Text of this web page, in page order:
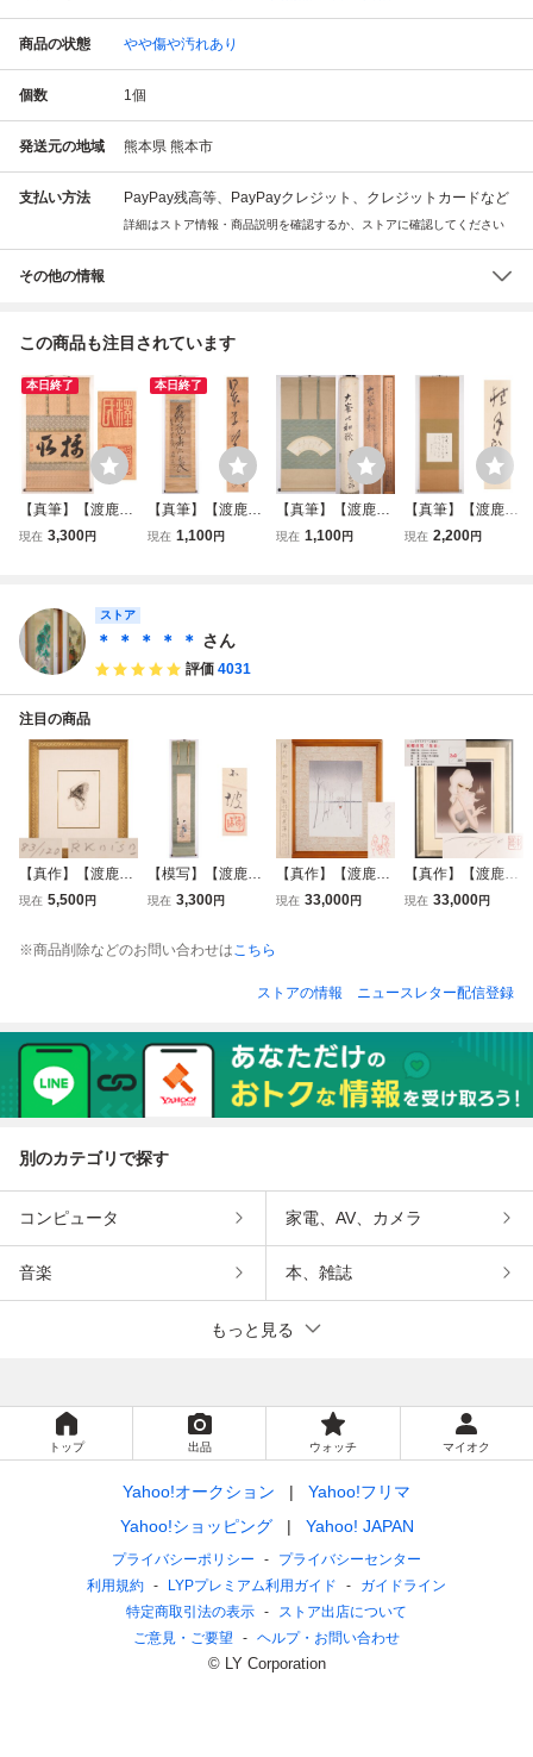
商品の状態 やや傷や汚れあり
個数 1個
発送元の地域 熊本県 熊本市
支払い方法 PayPay残高等、PayPayクレジット、クレジットカードなど
詳細はストア情報・商品説明を確認するか、ストアに確認してください
その他の情報
この商品も注目されています
本日終了
【真筆】【渡鹿
庵】[聖巌] 17773
現在 3,300円
本日終了
【真筆】【渡鹿
庵】[在銘] 21951
現在 1,100円
【真筆】【渡鹿
庵】[在銘] 21813
現在 1,100円
【真筆】【渡鹿
庵】[松林桂月] 22
現在 2,200円
ストア
＊ ＊ ＊ ＊ ＊ さん
評価 4031
注目の商品
【真作】【渡鹿
庵】[小磯良平] 17
「帽子の女性」 8
現在 5,500円
【模写】【渡鹿
庵】[伊藤小坡] 22
合箱 紙本 人物画
現在 3,300円
【真作】【渡鹿
庵】[斎藤真一] 22
銘
現在 33,000円
【真作】【渡鹿
庵】[東郷青児] 17
児島 二科会 在銘
現在 33,000円
※商品削除などのお問い合わせはこちら
ストアの情報 ニュースレター配信登録
別のカテゴリで探す
コンピュータ 家電、AV、カメラ
音楽 本、雑誌
もっと見る
トップ 出品 ウォッチ マイオク
Yahoo!オークション
Yahoo!フリマ
Yahoo!ショッピング
Yahoo! JAPAN
プライバシーポリシー
プライバシーセンター
利用規約
LYPプレミアム利用ガイド
ガイドライン
特定商取引法の表示
ストア出店について
ご意見・ご要望
ヘルプ・お問い合わせ
© LY Corporation